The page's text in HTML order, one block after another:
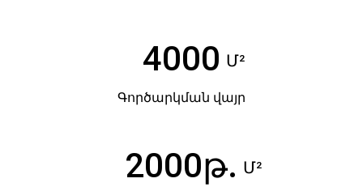
4000 Մ²
Գործարկման վայր
2000թ. Մ²